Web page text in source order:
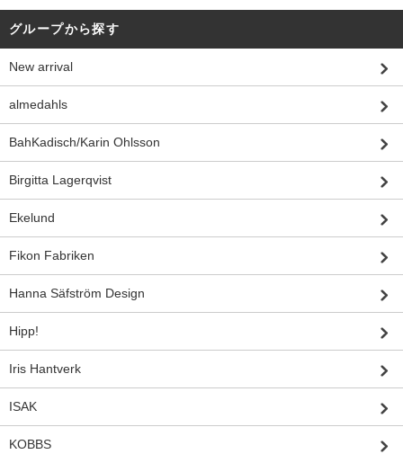
グループから探す
New arrival
almedahls
BahKadisch/Karin Ohlsson
Birgitta Lagerqvist
Ekelund
Fikon Fabriken
Hanna Säfström Design
Hipp!
Iris Hantverk
ISAK
KOBBS